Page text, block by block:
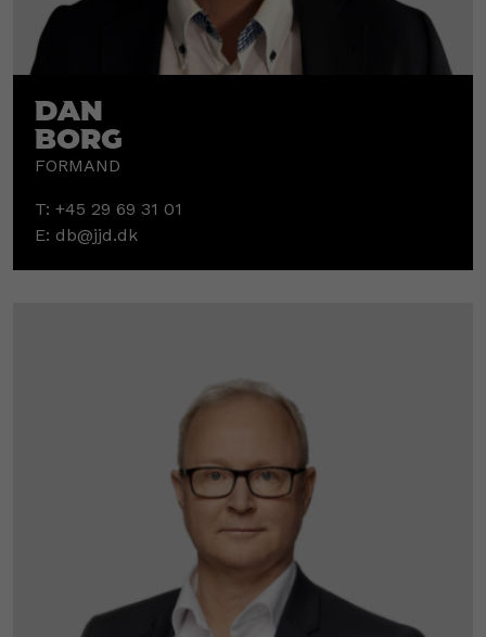
Dan
Borg
FORMAND
T: +45 29 69 31 01
E: db@jjd.dk